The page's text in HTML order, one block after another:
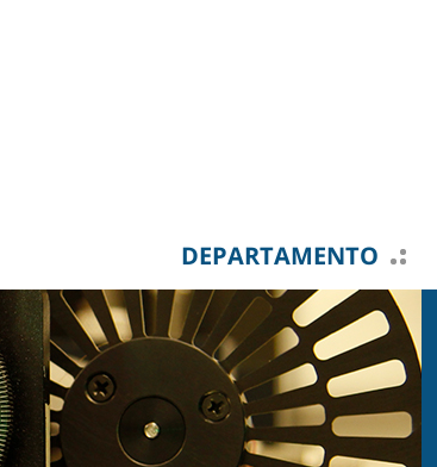
DEPARTAMENTO